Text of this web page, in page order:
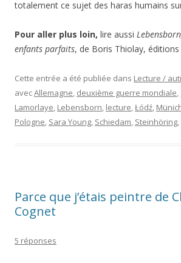
totalement ce sujet des haras humains
Pour aller plus loin, lire aussi
enfants parfaits, de Boris Thiolay,
Cette entrée a été publiée dans Lecture /
avecAllemagne, deuxième guerre mondiale,
Lamorlaye, Lebensborn, lecture,Łódź,
Pologne, Sara Young, Schiedam, Steinhöring
Parce que j’étais peintre de
Cognet
5 réponses